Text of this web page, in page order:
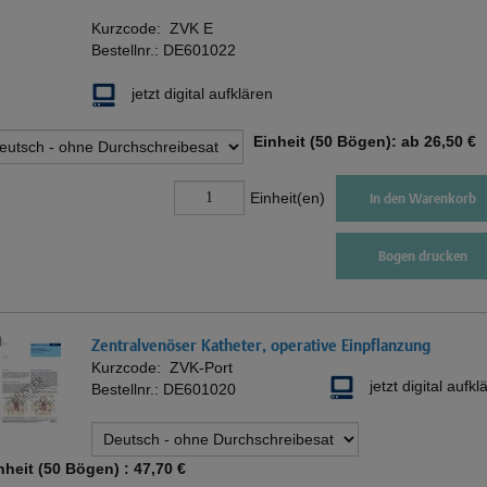
Kurzcode: ZVK E
Bestellnr.: DE601022
jetzt digital aufklären
Einheit (50 Bögen): ab 26,50 €
Einheit(en) In den Warenkorb
Bogen drucken
Zentralvenöser Katheter, operative Einpflanzung
Kurzcode: ZVK-Port
Bestellnr.: DE601020 jetzt digital
(50 Bögen) : 47,70 €